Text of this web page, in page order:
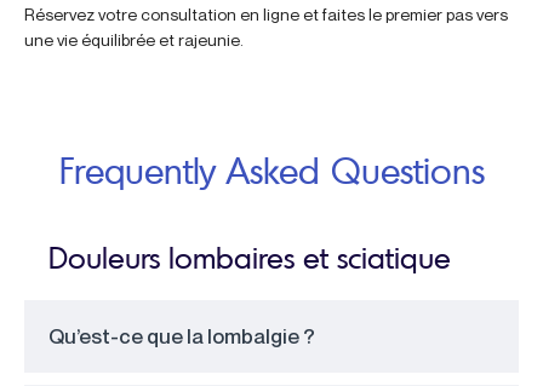
Réservez votre consultation en ligne et faites le premier pas vers
une vie équilibrée et rajeunie.
Frequently Asked Questions
Douleurs lombaires et sciatique
Qu’est-ce que la lombalgie ?